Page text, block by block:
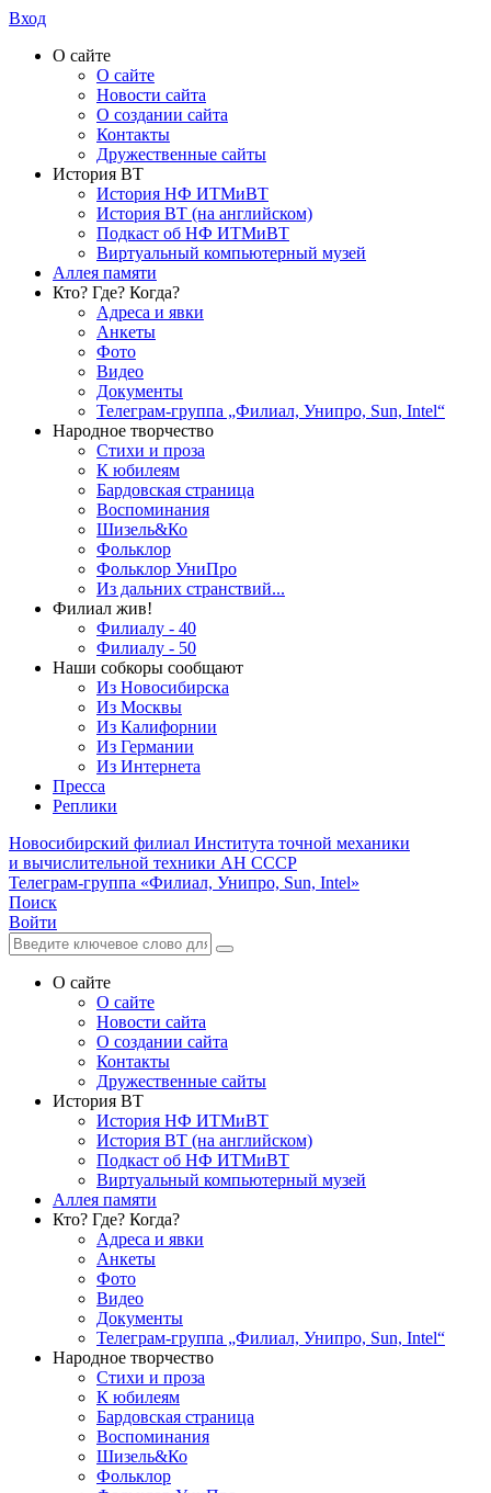
Вход
О сайте
О сайте
Новости сайта
О создании сайта
Контакты
Дружественные сайты
История ВТ
История НФ ИТМиВТ
История ВТ (на английском)
Подкаст об НФ ИТМиВТ
Виртуальный компьютерный музей
Аллея памяти
Кто? Где? Когда?
Адреса и явки
Анкеты
Фото
Видео
Документы
Телеграм-группа „Филиал, Унипро, Sun, Intel“
Народное творчество
Стихи и проза
К юбилеям
Бардовская страница
Воспоминания
Шизель&Ко
Фольклор
Фольклор УниПро
Из дальних странствий...
Филиал жив!
Филиалу - 40
Филиалу - 50
Наши собкоры сообщают
Из Новосибирска
Из Москвы
Из Калифорнии
Из Германии
Из Интернета
Пресса
Реплики
Новосибирский филиал Института точной механики
и вычислительной техники АН СССР
Телеграм-группа «Филиал, Унипро, Sun, Intel»
Поиск
Войти
О сайте
О сайте
Новости сайта
О создании сайта
Контакты
Дружественные сайты
История ВТ
История НФ ИТМиВТ
История ВТ (на английском)
Подкаст об НФ ИТМиВТ
Виртуальный компьютерный музей
Аллея памяти
Кто? Где? Когда?
Адреса и явки
Анкеты
Фото
Видео
Документы
Телеграм-группа „Филиал, Унипро, Sun, Intel“
Народное творчество
Стихи и проза
К юбилеям
Бардовская страница
Воспоминания
Шизель&Ко
Фольклор